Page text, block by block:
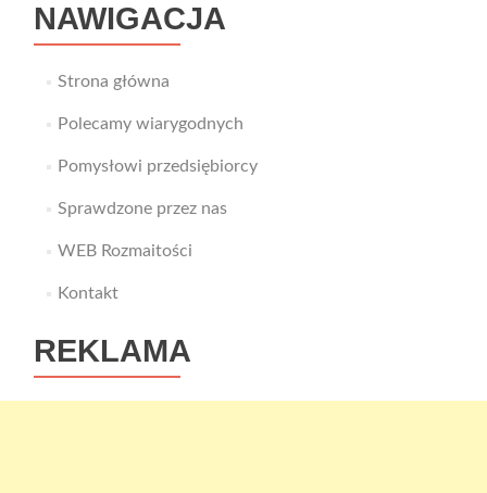
NAWIGACJA
Strona główna
Polecamy wiarygodnych
Pomysłowi przedsiębiorcy
Sprawdzone przez nas
WEB Rozmaitości
Kontakt
REKLAMA